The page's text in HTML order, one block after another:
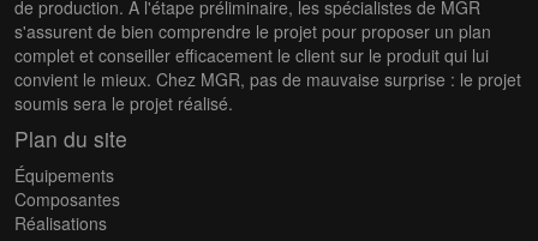
de production. À l'étape préliminaire, les spécialistes de MGR
s'assurent de bien comprendre le projet pour proposer un plan
complet et conseiller efficacement le client sur le produit qui lui
convient le mieux. Chez MGR, pas de mauvaise surprise : le projet
soumis sera le projet réalisé.
Plan du site
Équipements
Composantes
Réalisations